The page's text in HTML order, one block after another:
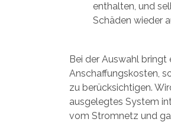
enthalten, und
Schäden wieder
Bei der Auswahl bringt
Anschaffungskosten,
zu berücksichtigen.
ausgelegtes System
vom Stromnetz und